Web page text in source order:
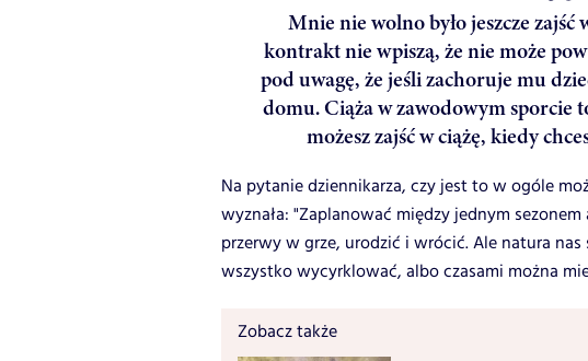
Mnie nie wolno było jeszcze
kontrakt nie wpiszą, że nie może
pod uwagę, że jeśli zachoruje mu
domu. Ciąża w zawodowym sporcie
możesz zajść w ciążę, kiedy
Na pytanie dziennikarza, czy jest to w ogóle
wyznała: "Zaplanować między jednym
przerwy w grze, urodzić i wrócić. Ale natura nas
wszystko wycyrklować, albo czasami można
Zobacz także